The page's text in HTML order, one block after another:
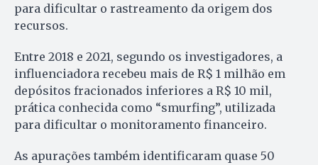
para dificultar o rastreamento da origem dos
recursos.
Entre 2018 e 2021, segundo os investigadores, a
influenciadora recebeu mais de R$ 1 milhão em
depósitos fracionados inferiores a R$ 10 mil,
prática conhecida como “smurfing”, utilizada
para dificultar o monitoramento financeiro.
As apurações também identificaram quase 50